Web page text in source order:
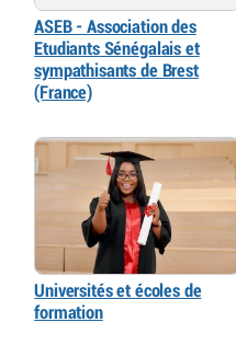
ASEB - Association des
Etudiants Sénégalais et
sympathisants de Brest
(France)
Universités et écoles de
formation